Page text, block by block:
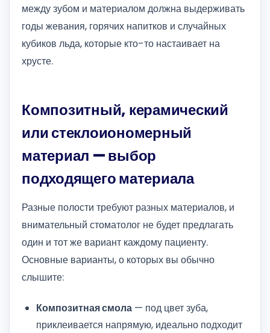
между зубом и материалом должна выдерживать
годы жевания, горячих напитков и случайных
кубиков льда, которые кто-то настаивает на
хрусте.
Композитный, керамический
или стеклоиономерный
материал — выбор
подходящего материала
Разные полости требуют разных материалов, и
внимательный стоматолог не будет предлагать
один и тот же вариант каждому пациенту.
Основные варианты, о которых вы обычно
слышите:
Композитная смола — под цвет зуба,
приклеивается напрямую, идеально подходит